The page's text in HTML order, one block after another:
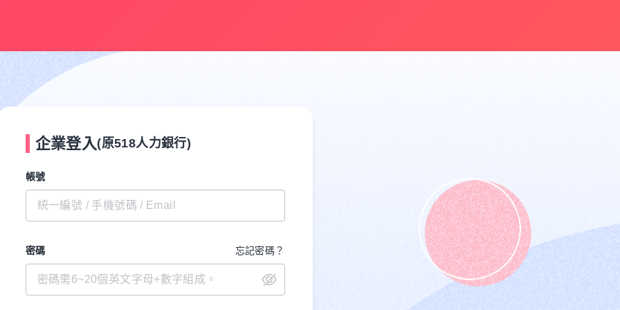
企業登入(原518人力銀行)
帳號
密碼 忘記密碼？